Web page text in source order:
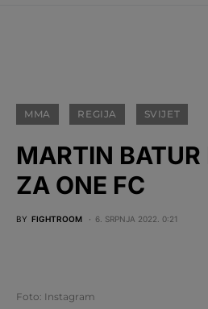
MMA REGIJA SVIJET
MARTIN BATUR
ZA ONE FC
BY FIGHTROOM 6. SRPNJA 2022. 0:21
Foto: Instagram